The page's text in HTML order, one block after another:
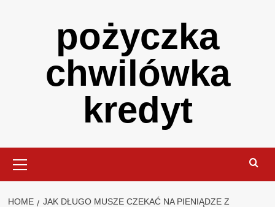
pożyczka
chwilówka
kredyt
Menu
HOME
JAK DŁUGO MUSZE CZEKAĆ NA PIENIĄDZE Z